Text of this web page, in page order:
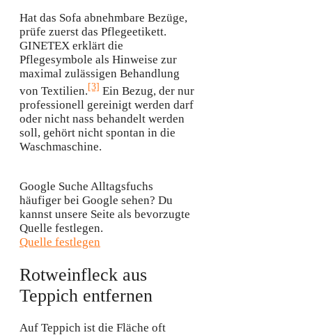
Hat das Sofa abnehmbare Bezüge,
prüfe zuerst das Pflegeetikett.
GINETEX erklärt die
Pflegesymbole als Hinweise zur
maximal zulässigen Behandlung
von Textilien.[3] Ein Bezug, der nur
professionell gereinigt werden darf
oder nicht nass behandelt werden
soll, gehört nicht spontan in die
Waschmaschine.
Google Suche Alltagsfuchs
häufiger bei Google sehen? Du
kannst unsere Seite als bevorzugte
Quelle festlegen.
Quelle festlegen
Rotweinfleck aus
Teppich entfernen
Auf Teppich ist die Fläche oft